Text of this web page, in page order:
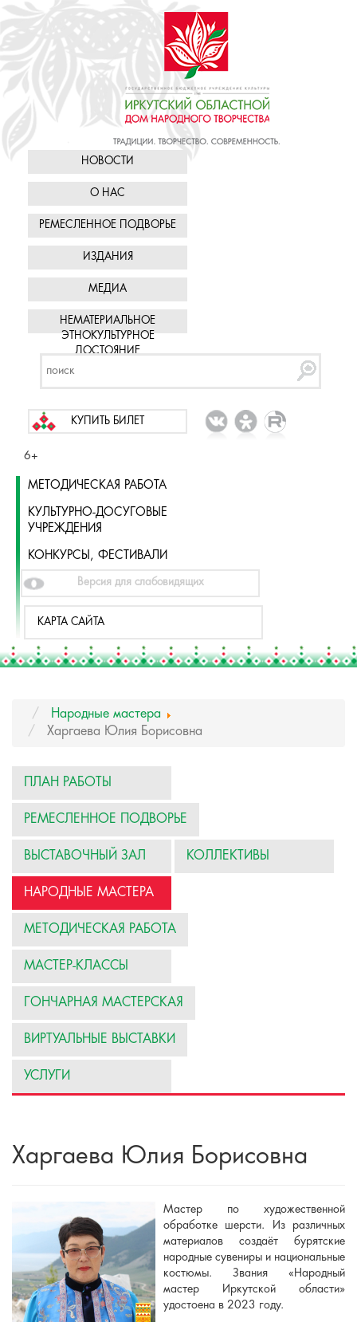
НОВОСТИ
О НАС
РЕМЕСЛЕННОЕ ПОДВОРЬЕ
ИЗДАНИЯ
МЕДИА
НЕМАТЕРИАЛЬНОЕ
ЭТНОКУЛЬТУРНОЕ
ДОСТОЯНИЕ
КУПИТЬ БИЛЕТ
6+
МЕТОДИЧЕСКАЯ РАБОТА
КУЛЬТУРНО-ДОСУГОВЫЕ
УЧРЕЖДЕНИЯ
КОНКУРСЫ, ФЕСТИВАЛИ
Версия для слабовидящих
КАРТА САЙТА
Народные мастера
Харгаева Юлия Борисовна
ПЛАН РАБОТЫ
РЕМЕСЛЕННОЕ ПОДВОРЬЕ
ВЫСТАВОЧНЫЙ ЗАЛ КОЛЛЕКТИВЫ
НАРОДНЫЕ МАСТЕРА
МЕТОДИЧЕСКАЯ РАБОТА
МАСТЕР-КЛАССЫ
ГОНЧАРНАЯ МАСТЕРСКАЯ
ВИРТУАЛЬНЫЕ ВЫСТАВКИ
УСЛУГИ
Харгаева Юлия Борисовна
Мастер по художественной
обработке шерсти. Из различных
материалов создаёт бурятские
народные сувениры и национальные
костюмы. Звания «Народный
мастер Иркутской области»
удостоена в 2023 году.